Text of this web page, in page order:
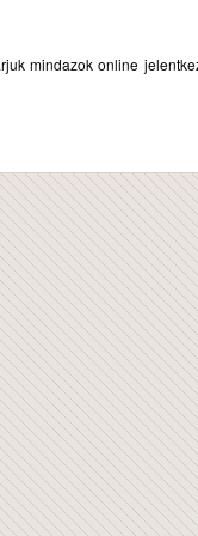
mindazok online